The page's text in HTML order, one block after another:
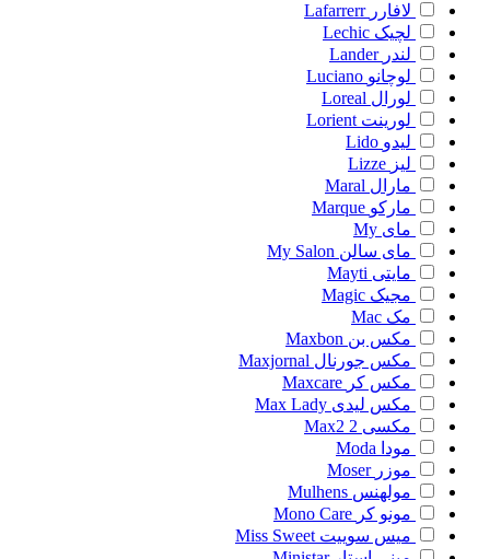
لافارر Lafarrerr
لچیک Lechic
لندر Lander
لوچانو Luciano
لورال Loreal
لورینت Lorient
لیدو Lido
لیز Lizze
مارال Maral
مارکو Marque
مای My
مای سالن My Salon
مایتی Mayti
مجیک Magic
مک Mac
مکس بن Maxbon
مکس جورنال Maxjornal
مکس کر Maxcare
مکس لیدی Max Lady
مکسی 2
Max2
مودا Moda
موزر Moser
مولهنس Mulhens
مونو کر Mono Care
میس سوییت Miss Sweet